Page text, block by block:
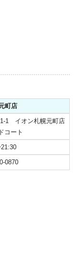
町店
1 イオン札幌元町店
コート
0870